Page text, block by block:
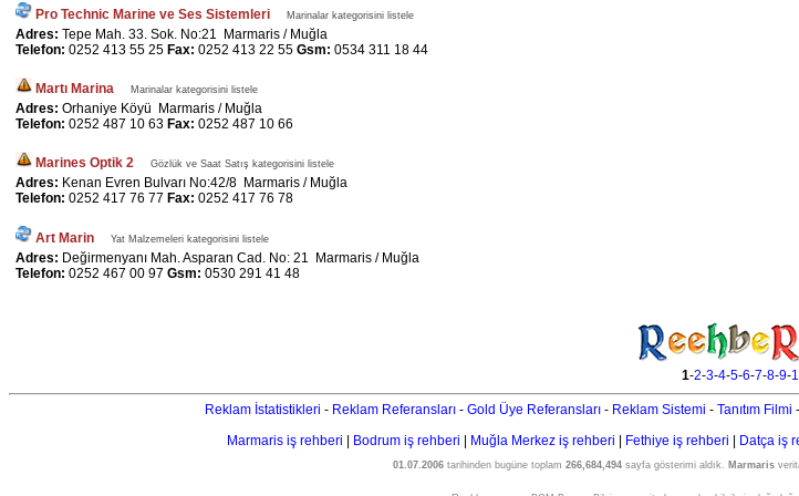
Pro Technic Marine ve Ses Sistemleri Marinalar kategorisini listele
Adres: Tepe Mah. 33. Sok. No:21 Marmaris / Muğla
Telefon: 0252 413 55 25 Fax: 0252 413 22 55 Gsm: 0534 311 18 44
Martı Marina Marinalar kategorisini listele
Adres: Orhaniye Köyü Marmaris / Muğla
Telefon: 0252 487 10 63 Fax: 0252 487 10 66
Marines Optik 2 Gözlük ve Saat Satış kategorisini listele
Adres: Kenan Evren Bulvarı No:42/8 Marmaris / Muğla
Telefon: 0252 417 76 77 Fax: 0252 417 76 78
Art Marin Yat Malzemeleri kategorisini listele
Adres: Değirmenyanı Mah. Asparan Cad. No: 21 Marmaris / Muğla
Telefon: 0252 467 00 97 Gsm: 0530 291 41 48
1-2-3-4-5-6-7-8-9-
Reklam İstatistikleri - Reklam Referansları - Gold Üye Referansları - Reklam Sistemi - Tanıtım Filmi -
Marmaris iş rehberi
Bodrum iş rehberi Muğla Merkez iş rehberi Fethiye iş rehberi Datça iş
01.07.2006tarihinden bugüne toplam 266,684,494sayfa gösterimi aldık. Marmaris